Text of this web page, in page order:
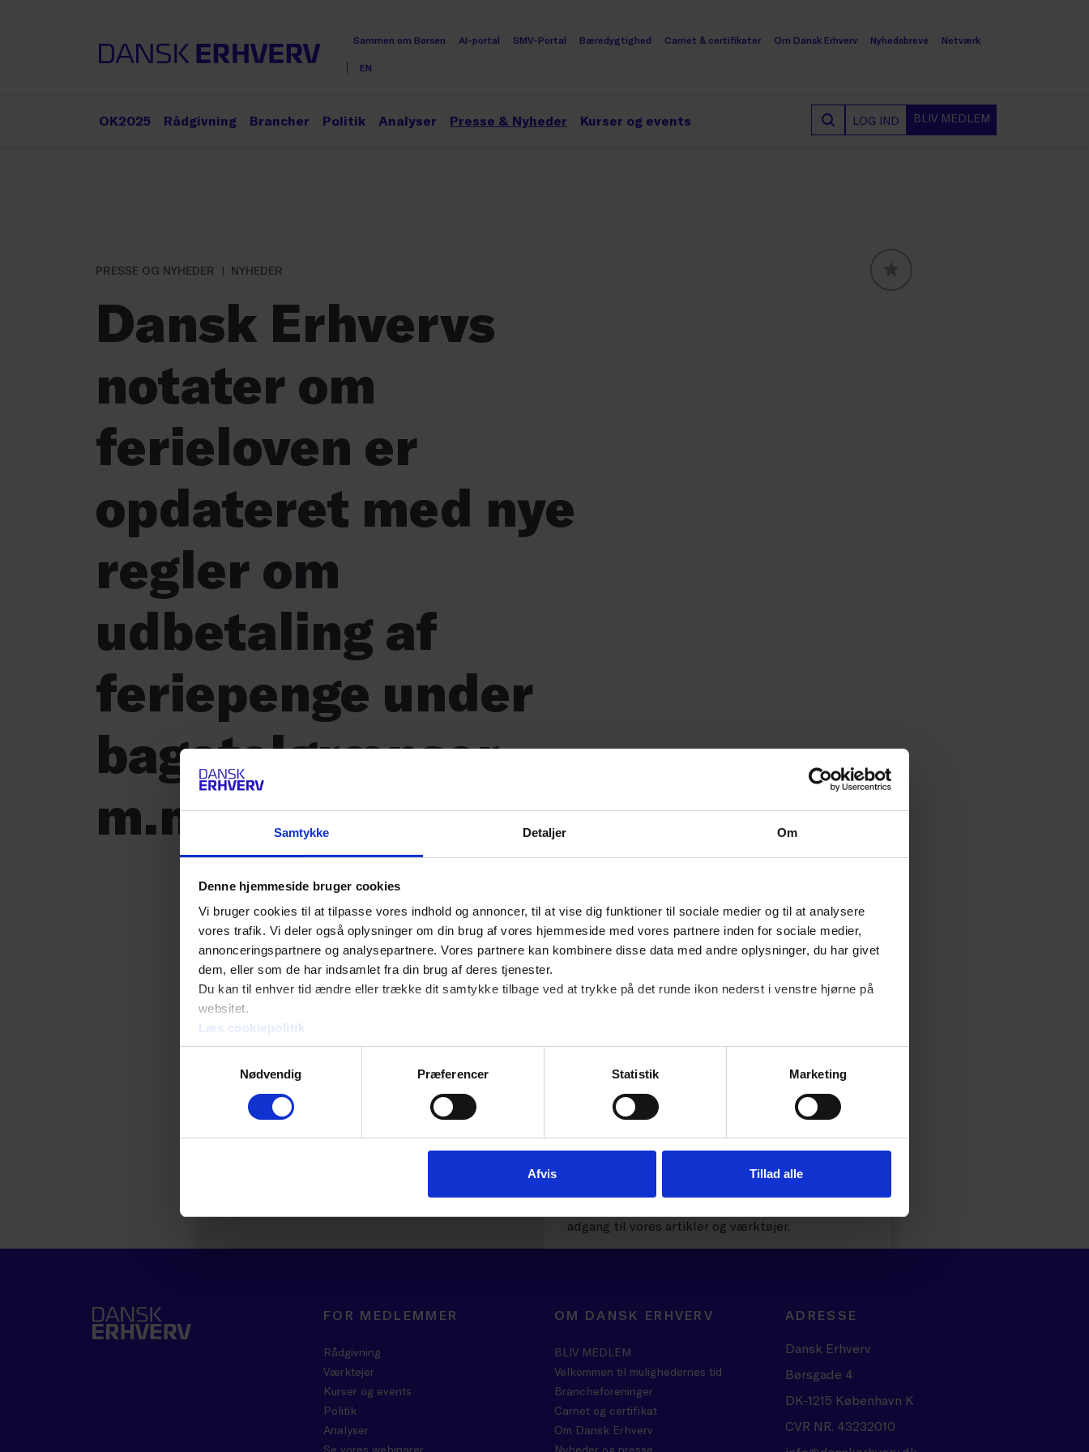
Samtykke Detaljer Om
Denne hjemmeside bruger cookies
Vi bruger cookies til at tilpasse vores indhold og annoncer, til at vise dig funktioner til sociale medier og til at analysere
vores trafik. Vi deler også oplysninger om din brug af vores hjemmeside med vores partnere inden for sociale medier,
annonceringspartnere og analysepartnere. Vores partnere kan kombinere disse data med andre oplysninger, du har givet
dem, eller som de har indsamlet fra din brug af deres tjenester.
Du kan til enhver tid ændre eller trække dit samtykke tilbage ved at trykke på det runde ikon nederst i venstre hjørne på
websitet.
Læs cookiepolitik
Nødvendig
Præferencer Statistik Marketing
Afvis Tillad alle
Sammen om Børsen AI-portal SMV-Portal Bæredygtighed Carnet & certifikater Om Dansk Erhverv Nyhedsbreve Netværk
EN
OK2025 Rådgivning Brancher Politik Analyser Presse & Nyheder Kurser og events LOG IND BLIV MEDLEM
PRESSE OG NYHEDER
NYHEDER
Dansk Erhvervs
notater om
ferieloven er
opdateret med nye
regler om
udbetaling af
feriepenge under
bagatelgrænser
m.m.
Du skal være logget ind for at
Det er kun medlemmer af Dansk Erhverv, der har
adgang til vores artikler og værktøjer.
FOR MEDLEMMER
Rådgivning
Værktøjer
Kurser og events
Politik
Analyser
Se vores webinarer
OM DANSK ERHVERV
BLIV MEDLEM
Velkommen til mulighedernes tid
Brancheforeninger
Carnet og certifikat
Om Dansk Erhverv
Nyheder og presse
ADRESSE
Dansk Erhverv
Børsgade 4
DK-1215 København K
CVR NR. 43232010